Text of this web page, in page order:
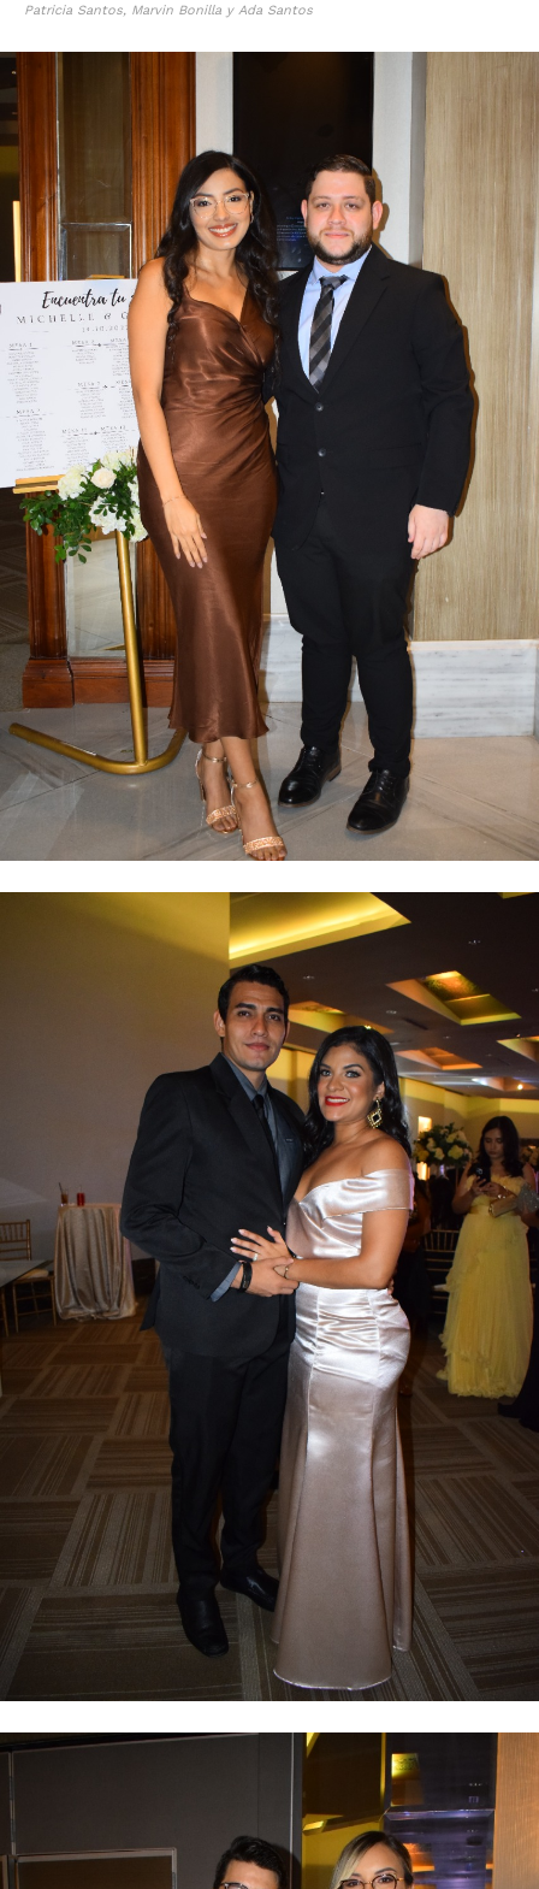
Patricia Santos, Marvin Bonilla y Ada Santos